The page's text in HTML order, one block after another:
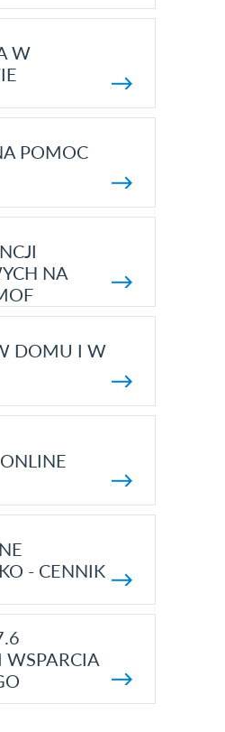
W
POMOC
NA
DOMU I W
- CENNIK
WSPARCIA